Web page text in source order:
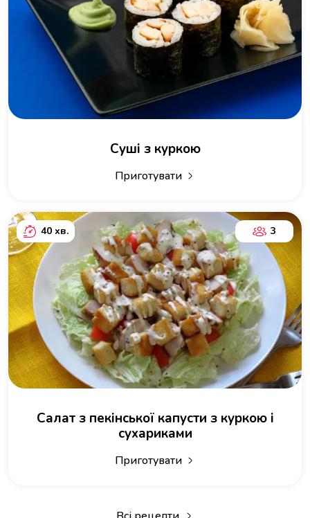
Суші з куркою
Приготувати
40 хв. 3
Салат з пекінської капусти з куркою і
сухариками
Приготувати